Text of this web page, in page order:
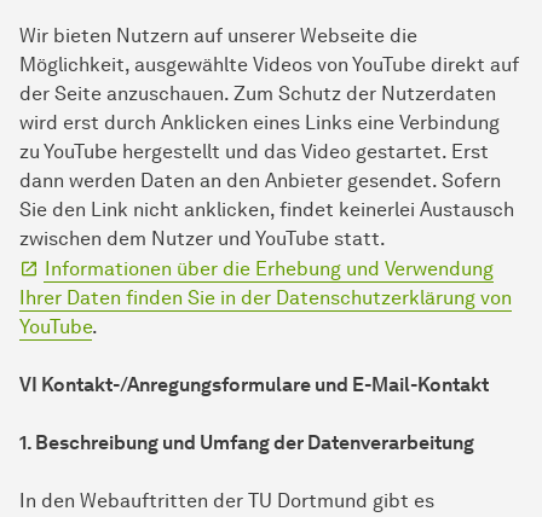
Wir bieten Nutzern auf unserer Webseite die
Möglichkeit, ausgewählte Videos von YouTube direkt auf
der Seite anzuschauen. Zum Schutz der Nutzerdaten
wird erst durch Anklicken eines Links eine Verbindung
zu YouTube hergestellt und das Video gestartet. Erst
dann werden Daten an den Anbieter gesendet. Sofern
Sie den Link nicht anklicken, findet keinerlei Austausch
zwischen dem Nutzer und YouTube statt.
Informationen über die Erhebung und Verwendung
Ihrer Daten finden Sie in der Datenschutzerklärung von
YouTube.
VI Kontakt-/Anregungsformulare und E-Mail-Kontakt
1. Beschreibung und Umfang der Datenverarbeitung
In den Webauftritten der TU Dortmund gibt es